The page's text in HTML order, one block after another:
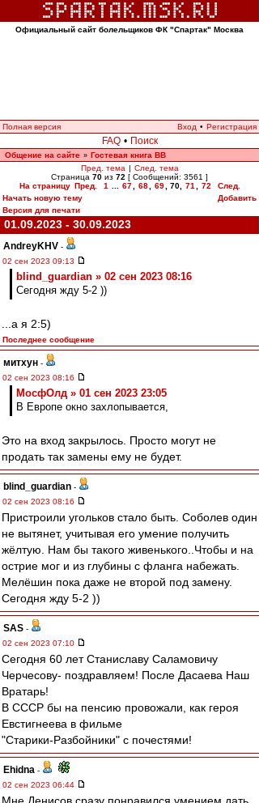
Официальный сайт болельщиков ФК "Спартак" Москва
Полная версия Вход • Регистрация
FAQ • Поиск
Общение на сайте » Гостевая книга ВВ
Пред. тема | След. тема
Страница 70 из 72 [ Сообщений: 3561 ]
На страницу Пред. 1 67 68 69 70, 71 72
След.
Начать новую тему
Добавить
Версия для печати
01.09.2023 - 30.09.2023
AndreyKHV -
02 сен 2023 09:13
blind_guardian » 02 сен 2023 08:16
Сегодня жду 5-2 ))
...а я 2:5)
Последнее сообщение
митхун -
02 сен 2023 08:16
МосфОлд » 01 сен 2023 23:05
В Европе окно захлопывается,
Это на вход закрылось. Просто могут не
продать так замены ему не будет.
blind_guardian -
02 сен 2023 08:16
Пристроили угольков стало быть. Соболев один
не вытянет, учитывая его умение получить
жёлтую. Нам бы такого живенького..Чтобы и на
острие мог и из глубины с фланга набежать.
Мелёшин пока даже не второй под замену.
Сегодня жду 5-2 ))
SAS -
02 сен 2023 07:10
Сегодня 60 лет Станиславу Саламовичу
Черчесову- поздравляем! После Дасаева Наш
Вратарь!
В СССР бы на пенсию провожали, как героя
Евстигнеева в фильме
"Старики-Разбойники" с почестями!
Ehidna -
02 сен 2023 06:44